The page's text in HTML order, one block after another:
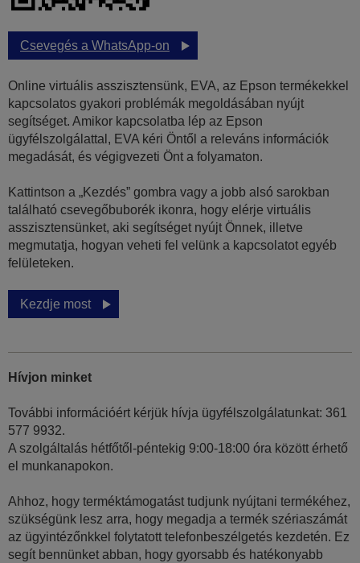
Csevegés a WhatsApp-on
Online virtuális asszisztensünk, EVA, az Epson termékekkel
kapcsolatos gyakori problémák megoldásában nyújt
segítséget. Amikor kapcsolatba lép az Epson
ügyfélszolgálattal, EVA kéri Öntől a releváns információk
megadását, és végigvezeti Önt a folyamaton.
Kattintson a „Kezdés” gombra vagy a jobb alsó sarokban
található csevegőbuborék ikonra, hogy elérje virtuális
asszisztensünket, aki segítséget nyújt Önnek, illetve
megmutatja, hogyan veheti fel velünk a kapcsolatot egyéb
felületeken.
Kezdje most
Hívjon minket
További információért kérjük hívja ügyfélszolgálatunkat: 361
577 9932.
A szolgáltalás hétfőtől-péntekig 9:00-18:00 óra között érhető
el munkanapokon.
Ahhoz, hogy terméktámogatást tudjunk nyújtani termékéhez,
szükségünk lesz arra, hogy megadja a termék szériaszámát
az ügyintézőnkkel folytatott telefonbeszélgetés kezdetén. Ez
segít bennünket abban, hogy gyorsabb és hatékonyabb